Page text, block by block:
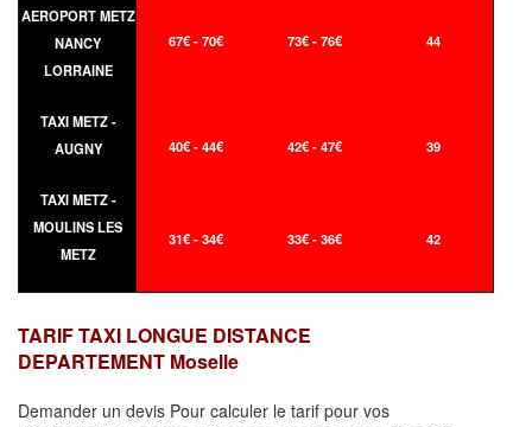
AEROPORT METZ
NANCY
LORRAINE
67€ - 70€ 73€ - 76€ 44
TAXI METZ -
AUGNY
40€ - 44€ 42€ - 47€ 39
TAXI METZ -
MOULINS LES
METZ
31€ - 34€ 33€ - 36€ 42
TARIF TAXI LONGUE DISTANCE
DEPARTEMENT Moselle
Demander un devis Pour calculer le tarif pour vos